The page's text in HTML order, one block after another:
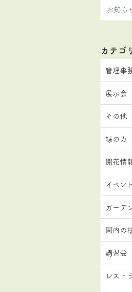
カテゴ
管理事
展示会
その他
緑のカ
開花情
イベン
ガーデ
園内の
講習会
レスト